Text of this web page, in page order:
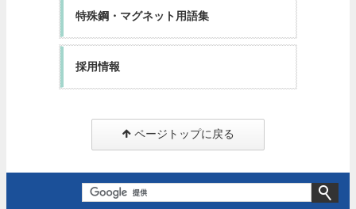
特殊鋼・マグネット用語集
採用情報
ページトップに戻る